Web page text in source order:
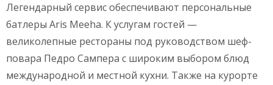
Легендарный сервис обеспечивают персональные
батлеры Aris Meeha. К услугам гостей —
великолепные рестораны под руководством шеф-
повара Педро Сампера с широким выбором блюд
международной и местной кухни. Также на курорте